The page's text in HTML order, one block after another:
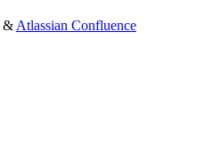
& Atlassian Confluence